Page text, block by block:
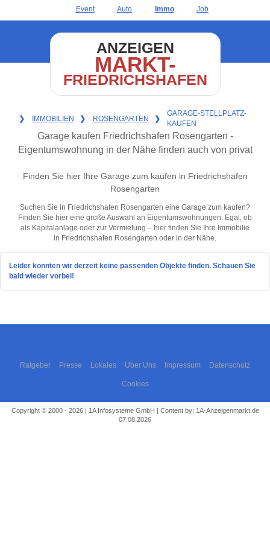
Event Auto Immo Job
ANZEIGEN
MARKT-
FRIEDRICHSHAFEN
❯ IMMOBILIEN ❯ ROSENGARTEN ❯
GARAGE-STELLPLATZ-
KAUFEN
Garage kaufen Friedrichshafen Rosengarten -
Eigentumswohnung in der Nähe finden auch von privat
Finden Sie hier Ihre Garage zum kaufen in Friedrichshafen
Rosengarten
Suchen Sie in Friedrichshafen Rosengarten eine Garage zum kaufen?
Finden Sie hier eine große Auswahl an Eigentumswohnungen. Egal, ob
als Kapitalanlage oder zur Vermietung – hier finden Sie Ihre Immobilie
in Friedrichshafen Rosengarten oder in der Nähe.
Leider konnten wir derzeit keine passenden Objekte finden. Schauen Sie
bald wieder vorbei!
Ratgeber Presse Lokales Über Uns Impressum Datenschutz
Cookies
Copyright © 2000 - 2026 | 1A Infosysteme GmbH | Content by: 1A-Anzeigenmarkt.de
07.08.2026